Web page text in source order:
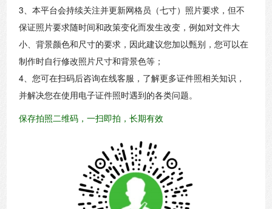
3、本平台会持续关注并更新网格员（七寸）照片要求，但不
保证照片要求随时间和政策变化而发生改变，例如对文件大
小、背景颜色和尺寸的要求，因此建议您加以甄别，您可以在
制作时自行修改照片尺寸和背景色等；
4、您可在扫码后咨询在线客服，了解更多证件照相关知识，
并解决您在使用电子证件照时遇到的各类问题。
保存拍照二维码，一扫即拍，长期有效